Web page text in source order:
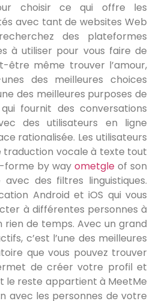
choisir ce qui offre les
avec tant de websites Web
des plateformes
à utiliser pour vous faire de
être même trouver l’amour,
des meilleures choices
des meilleures purposes de
fournit des conversations
des utilisateurs en ligne
rationalisée. Les utilisateurs
traduction vocale à texte tout
forme by way ometgle of son
des filtres linguistiques.
Android et iOS qui vous
à différentes personnes à
de temps. Avec un grand
c’est l’une des meilleures
que vous pouvez trouver
de créer votre profil et
le reste appartient à MeetMe
avec les personnes de votre